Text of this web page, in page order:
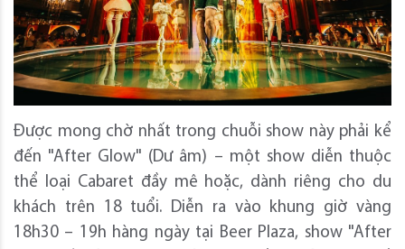
Được mong chờ nhất trong chuỗi show này phải kể
đến "After Glow" (Dư âm) – một show diễn thuộc
thể loại Cabaret đầy mê hoặc, dành riêng cho du
khách trên 18 tuổi. Diễn ra vào khung giờ vàng
18h30 – 19h hàng ngày tại Beer Plaza, show "After